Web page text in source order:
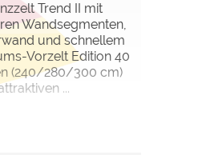
Trend II mit
Wandsegmenten,
und schnellem
Vorzelt Edition 40
(240/280/300 cm)
...